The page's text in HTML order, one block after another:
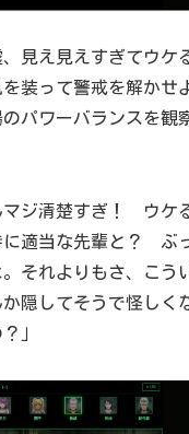
、見え見えすぎてウケ
装って警戒を解かせ
パワーバランスを観
マジ清楚すぎ！ ウケ
に適当な先輩と？ ぶ
それよりもさ、こう
隠してそうで怪しく
」